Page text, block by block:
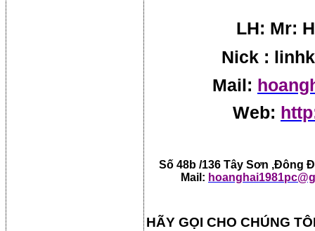
LH: Mr:
Nick :
Mail:
Web:
Số 48b /136 Tây Sơn ,Đông
Mail:
HÃY GỌI CHO CHÚNG